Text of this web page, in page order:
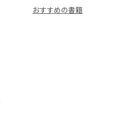
おすすめの書籍